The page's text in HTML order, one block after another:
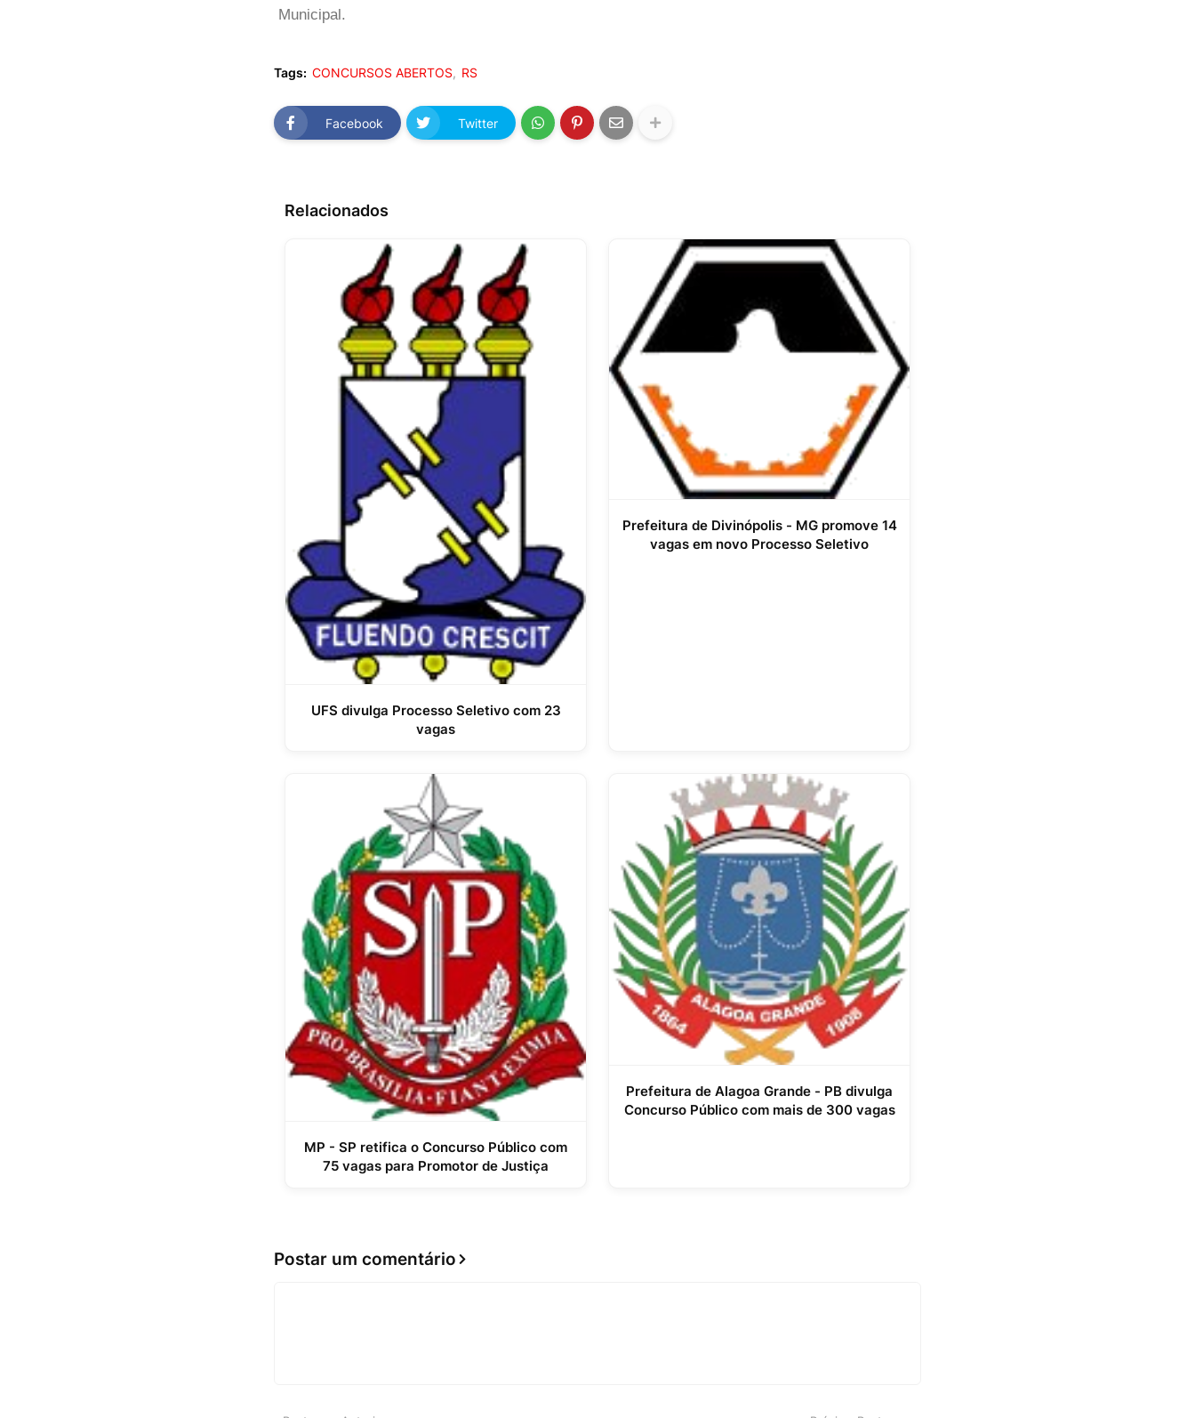
Municipal.
Tags: CONCURSOS ABERTOS RS
Facebook Twitter
Relacionados
UFS divulga Processo Seletivo com 23
vagas
Prefeitura de Divinópolis - MG promove 14
vagas em novo Processo Seletivo
MP - SP retifica o Concurso Público com
75 vagas para Promotor de Justiça
Prefeitura de Alagoa Grande - PB divulga
Concurso Público com mais de 300 vagas
Postar um comentário